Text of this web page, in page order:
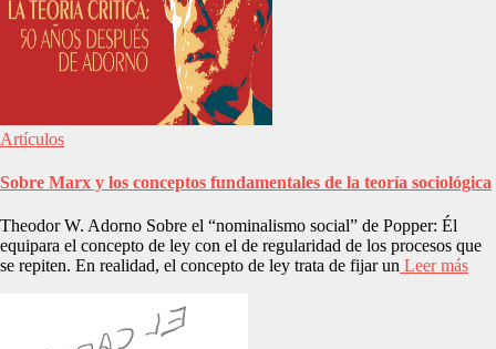
Artículos
Sobre Marx y los conceptos fundamentales de la teoría sociológica
Theodor W. Adorno Sobre el “nominalismo social” de Popper: Él
equipara el concepto de ley con el de regularidad de los procesos que
se repiten. En realidad, el concepto de ley trata de fijar un Leer más